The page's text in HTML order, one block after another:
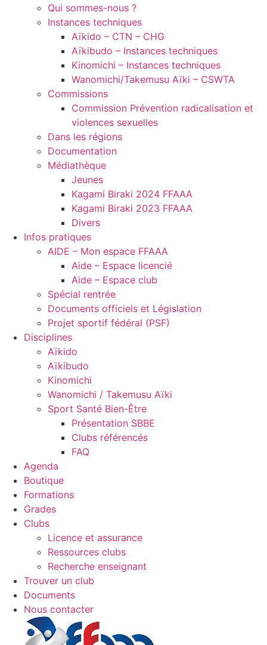
Qui sommes-nous ?
Instances techniques
Aïkido – CTN – CHG
Aïkibudo – Instances techniques
Kinomichi – Instances techniques
Wanomichi/Takemusu Aïki – CSWTA
Commissions
Commission Prévention radicalisation et
violences sexuelles
Dans les régions
Documentation
Médiathèque
Jeunes
Kagami Biraki 2024 FFAAA
Kagami Biraki 2023 FFAAA
Divers
Infos pratiques
AIDE – Mon espace FFAAA
Aide – Espace licencié
Aide – Espace club
Spécial rentrée
Documents officiels et Législation
Projet sportif fédéral (PSF)
Disciplines
Aïkido
Aïkibudo
Kinomichi
Wanomichi / Takemusu Aïki
Sport Santé Bien-Être
Présentation SBBE
Clubs référencés
FAQ
Agenda
Boutique
Formations
Grades
Clubs
Licence et assurance
Ressources clubs
Recherche enseignant
Trouver un club
Documents
Nous contacter